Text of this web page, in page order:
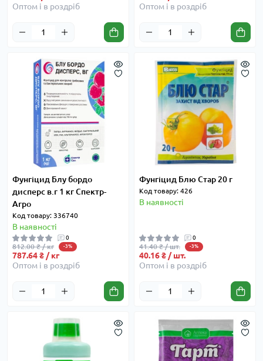
Оптом і в роздріб
Оптом і в роздріб
Фунгіцид Блу бордо
дисперс в.г 1 кг Спектр-
Агро
Код товару: 336740
В наявності
0
812.00 ₴ / кг -3%
787.64 ₴ / кг
Оптом і в роздріб
Фунгіцид Блю Стар 20 г
Код товару: 426
В наявності
0
41.40 ₴ / шт. -3%
40.16 ₴ / шт.
Оптом і в роздріб